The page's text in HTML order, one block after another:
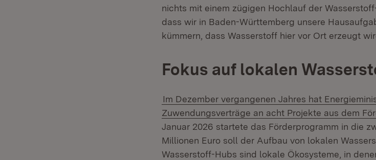
nichts mit einem zügigen Hochlauf der
dass wir in Baden-Württemberg unsere
kümmern, dass Wasserstoff hier vor Ort erzeugt
Fokus auf lokalen
Im Dezember vergangenen Jahres hat
Zuwendungsverträge an acht Projekte aus dem
Januar 2026 startete das Förderprogramm in die
Millionen Euro soll der Aufbau von lokalen
Wasserstoff-Hubs sind lokale Ökosysteme, in